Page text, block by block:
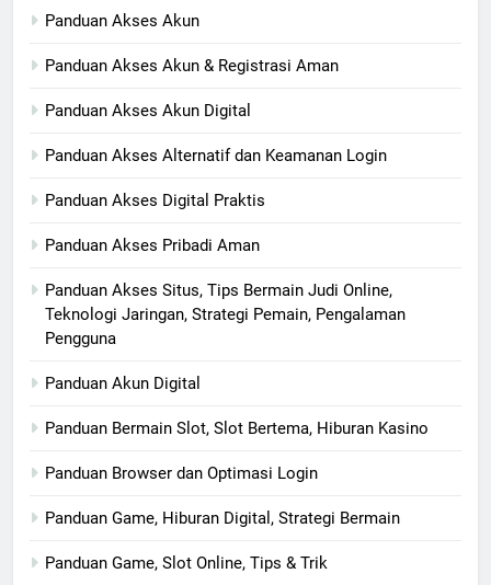
Panduan Akses Akun
Panduan Akses Akun & Registrasi Aman
Panduan Akses Akun Digital
Panduan Akses Alternatif dan Keamanan Login
Panduan Akses Digital Praktis
Panduan Akses Pribadi Aman
Panduan Akses Situs, Tips Bermain Judi Online,
Teknologi Jaringan, Strategi Pemain, Pengalaman
Pengguna
Panduan Akun Digital
Panduan Bermain Slot, Slot Bertema, Hiburan Kasino
Panduan Browser dan Optimasi Login
Panduan Game, Hiburan Digital, Strategi Bermain
Panduan Game, Slot Online, Tips & Trik